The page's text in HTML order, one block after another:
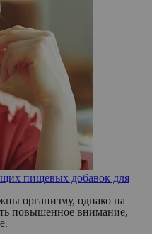
пищевых добавок для
организму, однако на
повышенное внимание,